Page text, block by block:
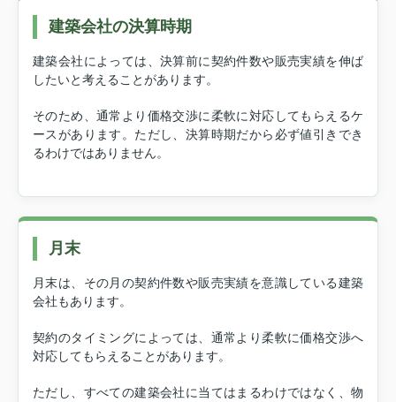
建築会社の決算時期
建築会社によっては、決算前に契約件数や販売実績を伸ば
したいと考えることがあります。
そのため、通常より価格交渉に柔軟に対応してもらえるケ
ースがあります。ただし、決算時期だから必ず値引きでき
るわけではありません。
月末
月末は、その月の契約件数や販売実績を意識している建築
会社もあります。
契約のタイミングによっては、通常より柔軟に価格交渉へ
対応してもらえることがあります。
ただし、すべての建築会社に当てはまるわけではなく、物